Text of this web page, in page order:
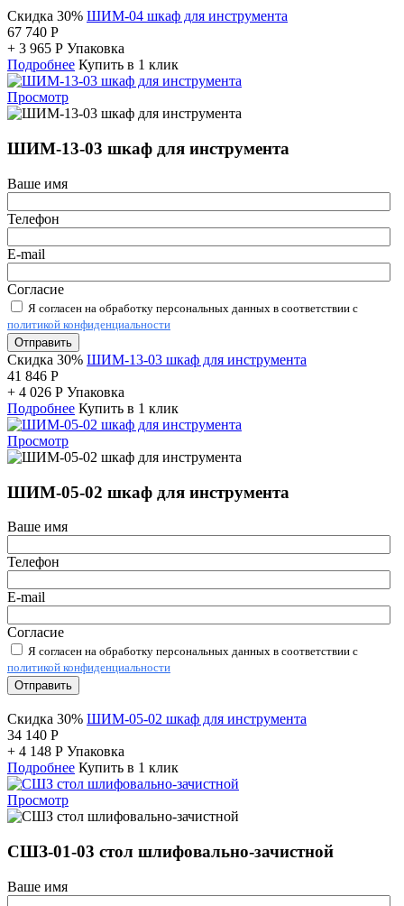
Скидка 30% ШИМ-04 шкаф для инструмента
67 740 Р
+ 3 965 Р Упаковка
Подробнее Купить в 1 клик
Просмотр
ШИМ-13-03 шкаф для инструмента
Ваше имя
Телефон
E-mail
Согласие
Я согласен на обработку персональных данных в соответствии с
политикой конфиденциальности
Отправить
Скидка 30% ШИМ-13-03 шкаф для инструмента
41 846 Р
+ 4 026 Р Упаковка
Подробнее Купить в 1 клик
Просмотр
ШИМ-05-02 шкаф для инструмента
Ваше имя
Телефон
E-mail
Согласие
Я согласен на обработку персональных данных в соответствии с
политикой конфиденциальности
Отправить
Скидка 30% ШИМ-05-02 шкаф для инструмента
34 140 Р
+ 4 148 Р Упаковка
Подробнее Купить в 1 клик
Просмотр
СШЗ-01-03 стол шлифовально-зачистной
Ваше имя